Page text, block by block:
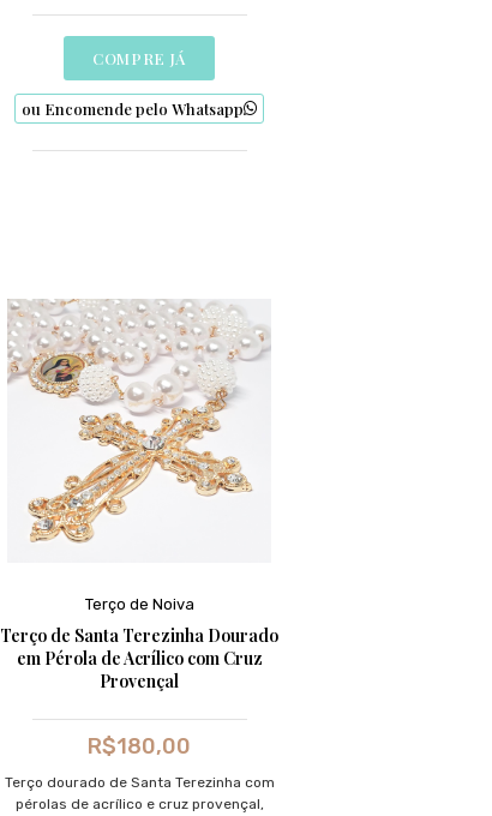
em intercessão pelos cinco continentes.
COMPRE JÁ
ou Encomende pelo Whatsapp
Terço de Noiva
Terço de Santa Terezinha Dourado
em Pérola de Acrílico com Cruz
Provençal
R$180,00
Terço dourado de Santa Terezinha com
pérolas de acrílico e cruz provençal,